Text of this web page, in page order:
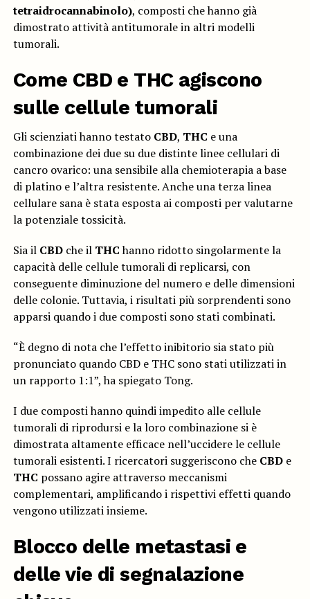
tetraidrocannabinolo), composti che hanno già
dimostrato attività antitumorale in altri modelli
tumorali.
Come CBD e THCagiscono
sulle cellule tumorali
Gli scienziati hanno testato CBD, THC e una
combinazione dei due su due distinte linee cellulari di
cancro ovarico: una sensibile alla chemioterapia a base
di platino e l’altra resistente. Anche una terza linea
cellulare sana è stata esposta ai composti per valutarne
la potenziale tossicità.
Sia il CBDche il THChanno ridotto singolarmente la
capacità delle cellule tumorali di replicarsi, con
conseguente diminuzione del numero e delle dimensioni
delle colonie. Tuttavia, i risultati più sorprendenti sono
apparsi quando i due composti sono stati combinati.
“È degno di nota che l’effetto inibitorio sia stato più
pronunciato quando CBD e THC sono stati utilizzati in
un rapporto 1:1”, ha spiegato Tong.
I due composti hanno quindi impedito alle cellule
tumorali di riprodursi e la loro combinazione si è
dimostrata altamente efficace nell’uccidere le cellule
tumorali esistenti. I ricercatori suggeriscono che CBDe
THC possano agire attraverso meccanismi
complementari, amplificando i rispettivi effetti quando
vengono utilizzati insieme.
Blocco delle metastasi e
delle vie di segnalazione